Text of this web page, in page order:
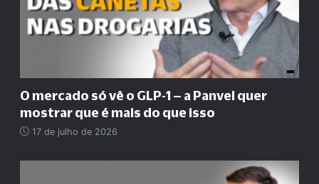
O mercado só vê o GLP-1 – a Panvel quer
mostrar que é mais do que isso
17 de julho de 2026